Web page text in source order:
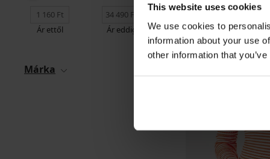
This website uses cookies
We use cookies to
information about your use
other information that
Ár ettől Ár eddig
Márka